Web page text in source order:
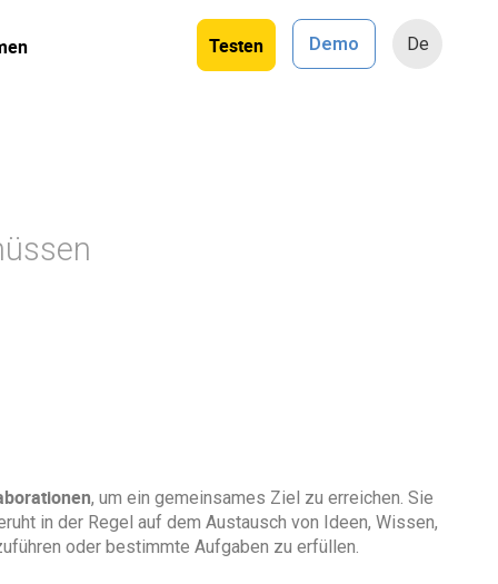
Testen Demo De
, um ein gemeinsames Ziel zu erreichen. Sie
in der Regel auf dem Austausch von Ideen, Wissen,
oder bestimmte Aufgaben zu erfüllen.